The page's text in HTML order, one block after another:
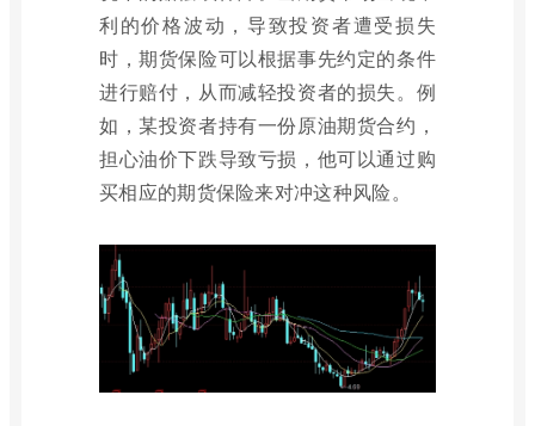
利的价格波动，导致投资者遭受损失
时，期货保险可以根据事先约定的条件
进行赔付，从而减轻投资者的损失。例
如，某投资者持有一份原油期货合约，
担心油价下跌导致亏损，他可以通过购
买相应的期货保险来对冲这种风险。